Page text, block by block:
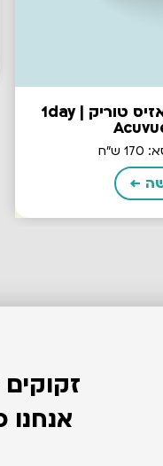
עדשות יומיות אואזיס טוריק | 1day
←